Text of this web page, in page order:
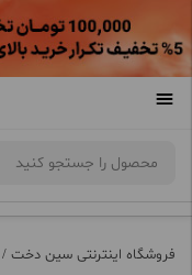
فروشگاه اینترنتی سین دخت /